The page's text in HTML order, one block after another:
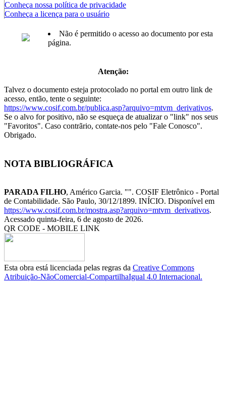
Conheça nossa política de privacidade
Conheça a licença para o usuário
Não é permitido o acesso ao documento por esta
página.
Atenção:
Talvez o documento esteja protocolado no portal em outro link de
acesso, então, tente o seguinte:
https://www.cosif.com.br/publica.asp?arquivo=mtvm_derivativos.
Se o alvo for positivo, não se esqueça de atualizar o "link" nos seus
"Favoritos". Caso contrãrio, contate-nos pelo "Fale Conosco".
Obrigado.
NOTA BIBLIOGRÁFICA
PARADA FILHO, Américo Garcia. "". COSIF Eletrônico - Portal
de Contabilidade. São Paulo, 30/12/1899. INÍCIO. Disponível em
https://www.cosif.com.br/mostra.asp?arquivo=mtvm_derivativos.
Acessado quinta-feira, 6 de agosto de 2026.
QR CODE - MOBILE LINK
Esta obra está licenciada pelas regras da Creative Commons
Atribuição-NãoComercial-CompartilhaIgual 4.0 Internacional.